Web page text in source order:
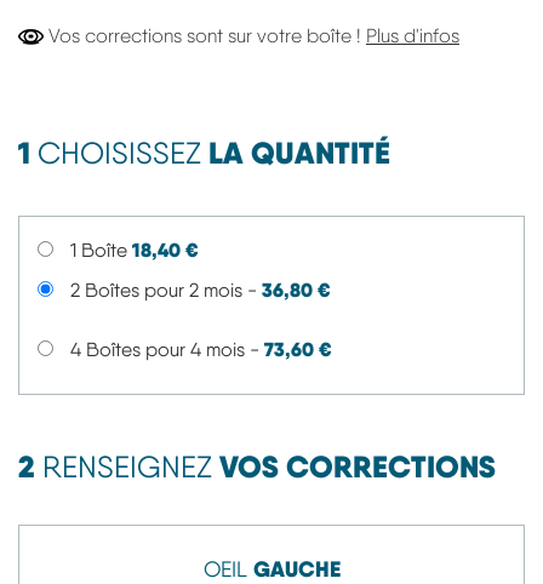
Vos corrections sont sur votre boîte ! Plus d'infosVos
1 CHOISISSEZ LA QUANTITÉ
1 Boîte 18,40 €
2 Boîtes pour 2 mois - 36,80 €
4 Boîtes pour 4 mois - 73,60 €
2 RENSEIGNEZ VOS CORRECTIONS
OEIL GAUCHE